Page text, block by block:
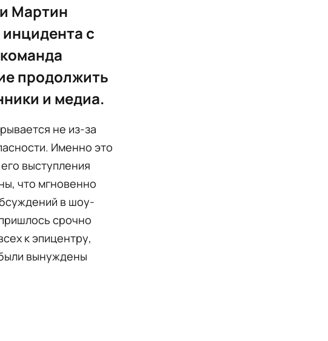
Мартин
с
продолжить
и медиа.
не из-за
Именно это
выступления
что мгновенно
в шоу-
срочно
к эпицентру,
вынуждены